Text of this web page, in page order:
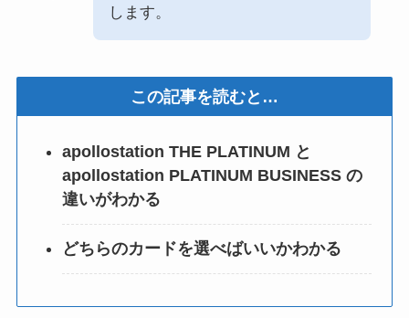
します。
この記事を読むと…
apollostation THE PLATINUM と
apollostation PLATINUM BUSINESS の
違いがわかる
どちらのカードを選べばいいかわかる